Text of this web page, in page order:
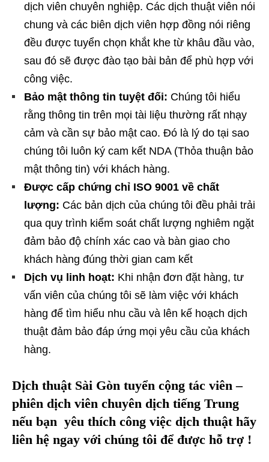
dịch viên chuyên nghiệp. Các dịch thuật viên nói
chung và các biên dịch viên hợp đồng nói riêng
đều được tuyển chọn khắt khe từ khâu đầu vào,
sau đó sẽ được đào tạo bài bản để phù hợp với
công việc.
Bảo mật thông tin tuyệt đối: Chúng tôi hiểu
rằng thông tin trên mọi tài liệu thường rất nhạy
cảm và cần sự bảo mật cao. Đó là lý do tại sao
chúng tôi luôn ký cam kết NDA (Thỏa thuận bảo
mật thông tin) với khách hàng.
Được cấp chứng chỉ ISO 9001 về chất
lượng: Các bản dịch của chúng tôi đều phải trải
qua quy trình kiểm soát chất lượng nghiêm ngặt
đảm bảo độ chính xác cao và bàn giao cho
khách hàng đúng thời gian cam kết
Dịch vụ linh hoạt: Khi nhận đơn đặt hàng, tư
vấn viên của chúng tôi sẽ làm việc với khách
hàng để tìm hiểu nhu cầu và lên kế hoạch dịch
thuật đảm bảo đáp ứng mọi yêu cầu của khách
hàng.
Dịch thuật Sài Gòn tuyển cộng tác viên –
phiên dịch viên chuyên dịch tiếng Trung
nếu bạn yêu thích công việc dịch thuật hãy
liên hệ ngay với chúng tôi để được hỗ trợ !